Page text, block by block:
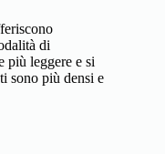
di
più leggere e si
sono più densi e